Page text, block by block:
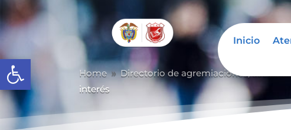
Abrir barra de herramientas
Inicio
Home 9 Directorio de agremiaciones,
interés